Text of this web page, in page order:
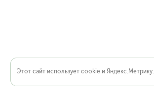
Этот сайт использует cookie и